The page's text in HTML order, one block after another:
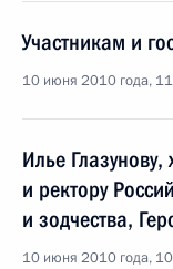
Участникам и
10 июня 2010 года,
Илье
и ректору
и зодчества,
10 июня 2010 года,